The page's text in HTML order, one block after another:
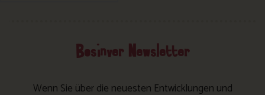
Bosinver Newsletter
Wenn Sie über die neuesten Entwicklungen und